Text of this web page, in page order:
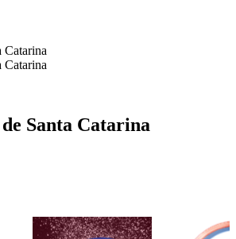
Catarina
Catarina
Santa Catarina